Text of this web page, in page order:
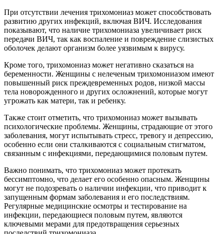
При отсутствии лечения трихомониаз может способствовать
развитию других инфекций, включая ВИЧ. Исследования
показывают, что наличие трихомониаза увеличивает риск
передачи ВИЧ, так как воспаление и повреждение слизистых
оболочек делают организм более уязвимым к вирусу.
Кроме того, трихомониаз может негативно сказаться на
беременности. Женщины с нелеченым трихомониазом имеют
повышенный риск преждевременных родов, низкой массы
тела новорожденного и других осложнений, которые могут
угрожать как матери, так и ребенку.
Также стоит отметить, что трихомониаз может вызывать
психологические проблемы. Женщины, страдающие от этого
заболевания, могут испытывать стресс, тревогу и депрессию,
особенно если они сталкиваются с социальным стигматом,
связанным с инфекциями, передающимися половым путем.
Важно понимать, что трихомониаз может протекать
бессимптомно, что делает его особенно опасным. Женщины
могут не подозревать о наличии инфекции, что приводит к
запущенным формам заболевания и его последствиям.
Регулярные медицинские осмотры и тестирование на
инфекции, передающиеся половым путем, являются
ключевыми мерами для предотвращения серьезных